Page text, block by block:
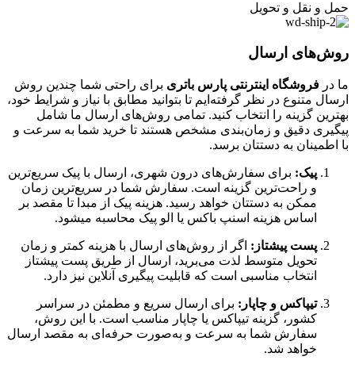
حمل و نقل و تحویل
روش‌های ارسال
ما در فروشگاه اینترنتی پارس باتری برای راحتی شما چندین روش
ارسال متنوع در نظر گرفته‌ایم تا بتوانید مطابق با نیاز و شرایط خود،
بهترین گزینه را انتخاب کنید. تمامی روش‌های ارسال ما شامل
پیگیری دقیق و زمان‌بندی مشخص هستند تا خرید شما به سرعت و
با اطمینان به دستتان برسد.
پیک: برای سفارش‌های درون شهری، ارسال با پیک سریع‌ترین
و راحت‌ترین گزینه است. سفارش شما در سریع‌ترین زمان
ممکن به دستتان خواهد رسید. هزینه پیک از مبدا تا مقصد بر
اساس هزینه اسنپ باکس یا الو پیک محاسبه میشود.
پست پیشتاز: اگر از روش‌های ارسال با هزینه کمتر و زمان
تحویل متوسط لذت می‌برید، ارسال از طریق پست پیشتاز
انتخاب مناسبی است که قابلیت پیگیری آنلاین نیز دارد.
تیپاکس و چاپار: برای ارسال سریع و مطمئن در سراسر
کشور، گزینه تیپاکس یا چاپار مناسب است. با این روش،
سفارش شما به سرعت و به‌صورت حرفه‌ای به مقصد ارسال
خواهد شد.